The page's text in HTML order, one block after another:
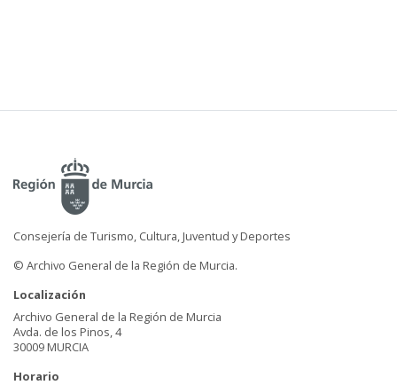
Consejería de Turismo, Cultura, Juventud y Deportes
© Archivo General de la Región de Murcia.
Localización
Archivo General de la Región de Murcia
Avda. de los Pinos, 4
30009 MURCIA
Horario